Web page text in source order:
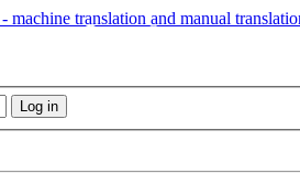
Важно: Оваа страница е